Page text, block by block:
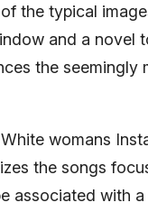
the typical
and a novel
the seemingly
womans
the songs
associated with